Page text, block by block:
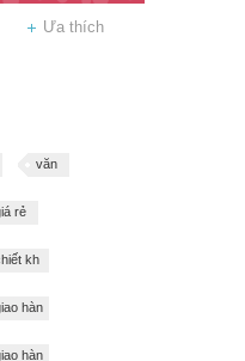
Ưa thích
văn
rẻ
kh
hàn
hàn